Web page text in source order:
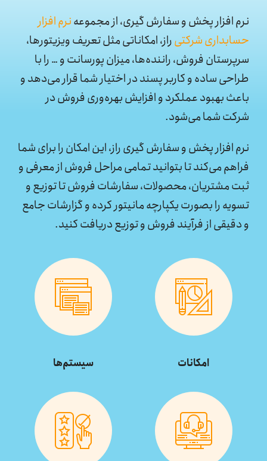
نرم افزار پخش و سفارش گیری، از مجموعهنرم افزار
حسابداری شرکتیراز، امکاناتی مثل تعریف ویزیتورها،
سرپرستان فروش، راننده‌ها، میزان پورسانت و … را با
طراحی ساده و کاربر پسند در اختیار شما قرار می‌دهد و
باعث بهبود عملکرد و افزایش بهره‌‌وری فروش در
شرکت شما می‌‌شود.
نرم افزار پخش و سفارش گیری راز، این امکان را برای شما
فراهم می‌کند تا بتوانید تمامی مراحل فروش از معرفی و
ثبت مشتریان، محصولات، سفارشات فروش تا توزیع و
تسویه را بصورت یکپارچه مانیتور کرده و گزارشات جامع
و دقیقی از فرآیند فروش و توزیع دریافت کنید.
امکانات سیستم‌ها